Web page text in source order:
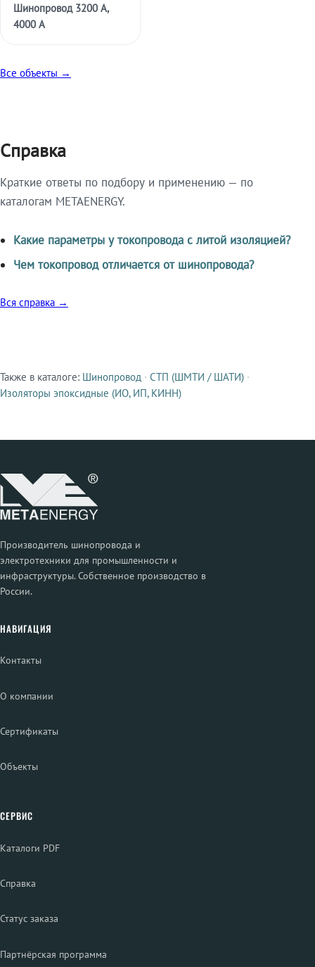
Шинопровод 3200 А,
4000 А
Все объекты →
Справка
Краткие ответы по подбору и применению — по
каталогам METAENERGY.
Какие параметры у токопровода с литой изоляцией?
Чем токопровод отличается от шинопровода?
Вся справка →
Смежные продукты
Также в каталоге: Шинопровод · СТП (ШМТИ / ШАТИ) ·
Изоляторы эпоксидные (ИО, ИП, КИНН)
Производитель шинопровода и
электротехники для промышленности и
инфраструктуры. Собственное производство в
России.
НАВИГАЦИЯ
Контакты
О компании
Сертификаты
Объекты
СЕРВИС
Каталоги PDF
Справка
Статус заказа
Партнёрская программа